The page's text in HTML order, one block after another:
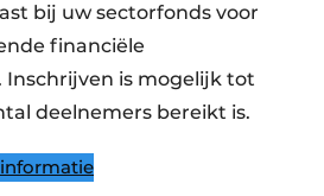
bij uw sectorfonds voor
financiële
is mogelijk tot
deelnemers bereikt is.